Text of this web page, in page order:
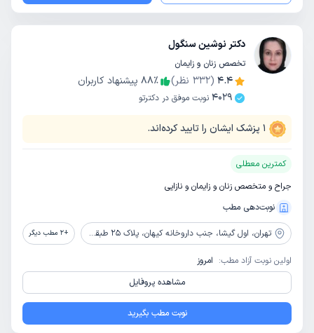
دکتر نوشین سنگول
تخصص زنان و زایمان
4.4
(
332 نظر) 88٪
پیشنهاد کاربران
4029 نوبت موفق در دکترتو
1 پزشک ایشان را تایید کرده‌اند.
کمترین معطلی
جراح و متخصص زنان و زایمان و نازایی
نوبت‌دهی مطب
تهران، اول گیشا، جنب داروخانه کیهان، پلاک 25 طبقه همکف +
2 مطب دیگر
اولین نوبت آزاد مطب: امروز
مشاهده پروفایل
نوبت مطب بگیرید